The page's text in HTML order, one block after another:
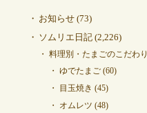
お知らせ(73)
ソムリエ日記(2,226)
料理別・たまごのこだわり
ゆでたまご(60)
目玉焼き (45)
オムレツ (48)